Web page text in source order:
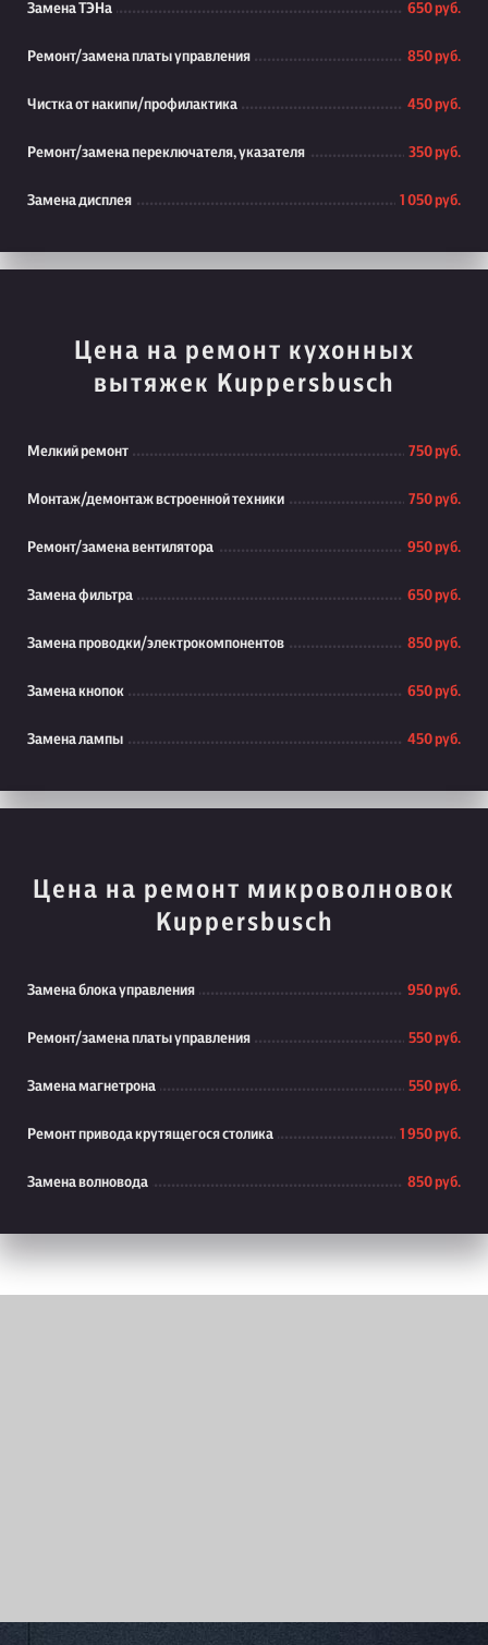
Замена ТЭНа 650 руб.
Ремонт/замена платы управления 850 руб.
Чистка от накипи/профилактика 450 руб.
Ремонт/замена переключателя, указателя 350 руб.
Замена дисплея 1 050 руб.
Цена на ремонт кухонных
вытяжек Kuppersbusch
Мелкий ремонт 750 руб.
Монтаж/демонтаж встроенной техники 750 руб.
Ремонт/замена вентилятора 950 руб.
Замена фильтра 650 руб.
Замена проводки/электрокомпонентов 850 руб.
Замена кнопок 650 руб.
Замена лампы 450 руб.
Цена на ремонт микроволновок
Kuppersbusch
Замена блока управления 950 руб.
Ремонт/замена платы управления 550 руб.
Замена магнетрона 550 руб.
Ремонт привода крутящегося столика 1 950 руб.
Замена волновода 850 руб.